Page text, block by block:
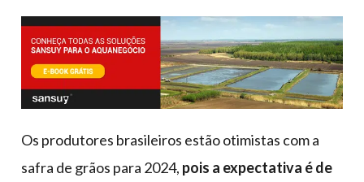
móveis,
calçados,
epi's
e
multiúso
Os produtores brasileiros estão otimistas com a
safra de grãos para 2024, pois a expectativa é de